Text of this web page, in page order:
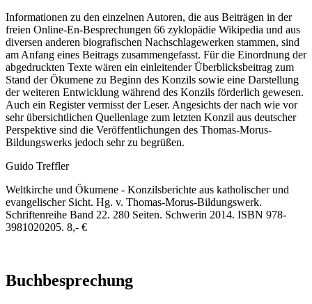
Informationen zu den einzelnen Autoren, die aus Beiträgen in der
freien Online-En-Besprechungen 66 zyklopädie Wikipedia und aus
diversen anderen biografischen Nachschlagewerken stammen, sind
am Anfang eines Beitrags zusammengefasst. Für die Einordnung der
abgedruckten Texte wären ein einleitender Überblicksbeitrag zum
Stand der Ökumene zu Beginn des Konzils sowie eine Darstellung
der weiteren Entwicklung während des Konzils förderlich gewesen.
Auch ein Register vermisst der Leser. Angesichts der nach wie vor
sehr übersichtlichen Quellenlage zum letzten Konzil aus deutscher
Perspektive sind die Veröffentlichungen des Thomas-Morus-
Bildungswerks jedoch sehr zu begrüßen.
Guido Treffler
Weltkirche und Ökumene - Konzilsberichte aus katholischer und
evangelischer Sicht. Hg. v. Thomas-Morus-Bildungswerk.
Schriftenreihe Band 22. 280 Seiten. Schwerin 2014. ISBN 978-
3981020205. 8,- €
Buchbesprechung